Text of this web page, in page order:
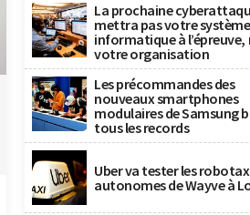
La prochaine
mettra pas votre système
informatique à l’épreuve,
votre organisation
Les précommandes des
nouveaux smartphones
modulaires de Samsung
tous les records
Uber va tester les
autonomes de Wayve à